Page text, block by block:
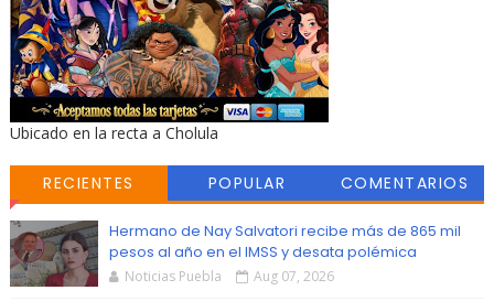
Ubicado en la recta a Cholula
RECIENTES POPULAR COMENTARIOS
Hermano de Nay Salvatori recibe más de 865 mil
pesos al año en el IMSS y desata polémica
Noticias Puebla Aug 07, 2026